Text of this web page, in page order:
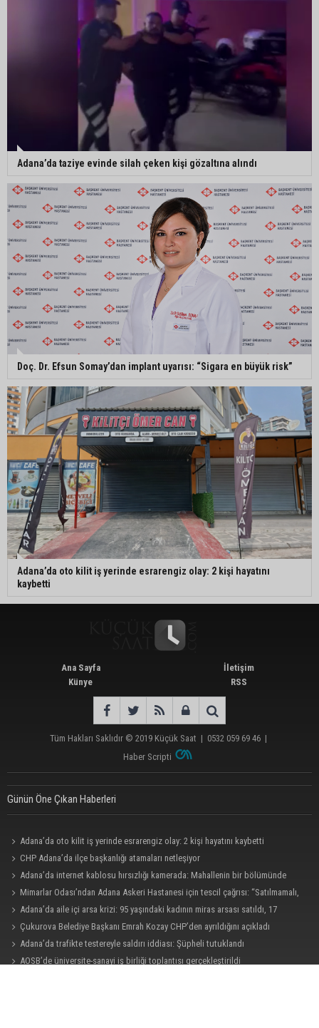
Adana’da taziye evinde silah çeken kişi gözaltına alındı
Doç. Dr. Efsun Somay’dan implant uyarısı: “Sigara en büyük risk”
Adana’da oto kilit iş yerinde esrarengiz olay: 2 kişi hayatını
kaybetti
Ana Sayfa
Künye
İletişim
RSS
Tüm Hakları Saklıdır © 2019 Küçük Saat | 0532 059 69 46 |
Haber Scripti
Günün Öne Çıkan Haberleri
Adana’da oto kilit iş yerinde esrarengiz olay: 2 kişi hayatını kaybetti
CHP Adana’da ilçe başkanlığı atamaları netleşiyor
Adana’da internet kablosu hırsızlığı kamerada: Mahallenin bir bölümünde
internet erişimi kesildi
Mimarlar Odası’ndan Adana Askeri Hastanesi için tescil çağrısı: “Satılmamalı,
amaç dışı kullanılmamalı”
Adana’da aile içi arsa krizi: 95 yaşındaki kadının miras arsası satıldı, 17
milyonun 13 milyonu harcandı
Çukurova Belediye Başkanı Emrah Kozay CHP’den ayrıldığını açıkladı
Adana’da trafikte testereyle saldırı iddiası: Şüpheli tutuklandı
AOSB’de üniversite-sanayi iş birliği toplantısı gerçekleştirildi